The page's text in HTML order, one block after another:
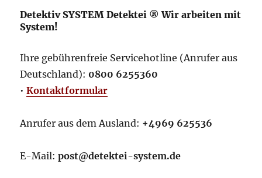
Detektiv SYSTEM Detektei ® Wir arbeiten mit
System!
Ihre gebührenfreie Servicehotline (Anrufer aus
Deutschland): 0800 6255360
•Kontaktformular
Anrufer aus dem Ausland: +4969 625536
E-Mail:post@detektei-system.de